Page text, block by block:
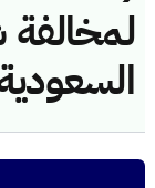
لمخالفة